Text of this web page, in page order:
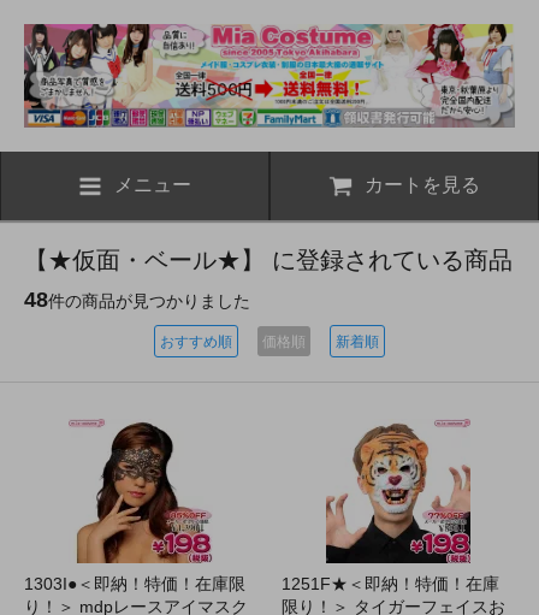
メニュー カートを見る
【★仮面・ベール★】 に登録されている商品
48件の商品が見つかりました
おすすめ順 価格順 新着順
1303I●＜即納！特価！在庫限
り！＞ mdpレースアイマスク
1251F★＜即納！特価！在庫
限り！＞ タイガーフェイスお